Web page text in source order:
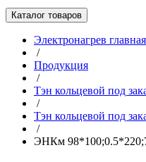
Каталог товаров
Электронагрев главная
/
Продукция
/
Тэн кольцевой под
/
Тэн кольцевой под
/
ЭНКм